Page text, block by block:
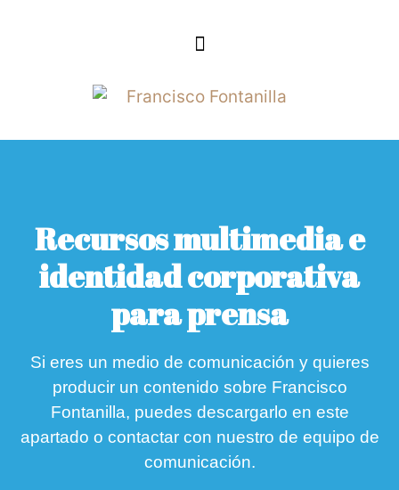
Recursos multimedia e
identidad corporativa
para prensa
Si eres un medio de comunicación y quieres
producir un contenido sobre Francisco
Fontanilla, puedes descargarlo en este
apartado o contactar con nuestro de equipo de
comunicación.